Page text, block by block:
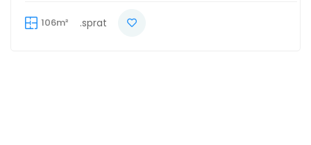
106m² .sprat